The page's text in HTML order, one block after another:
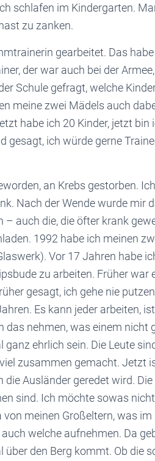
schlafen im Kindergarten.
zu zanken.
gearbeitet. Das
der war auch bei der
Schule gefragt, welche
meine zwei Mädels auch
habe ich 20 Kinder, jetzt bin
gesagt, ich würde gerne
an Krebs gestorben.
Nach der Wende wurde mir
– auch die, die öfter krank
1992 habe ich meinen
Vor 17 Jahren habe
zu arbeiten. Früher war
gesagt, ich gehe nie
Es kann jeder arbeiten,
nehmen, was einem nicht
ehrlich sein. Die Leute
zusammen gemacht. Jetzt
Ausländer geredet wird. Die
sind. Ich möchte sowas
meinen Großeltern, was
welche aufnehmen. Da
über den Berg kommt. Ob die